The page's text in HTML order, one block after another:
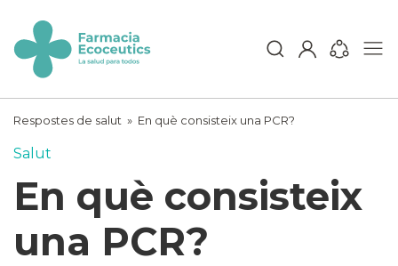
content
ecoceutics
Respostes de salut » En què consisteix una PCR?
Salut
En què consisteix
una PCR?